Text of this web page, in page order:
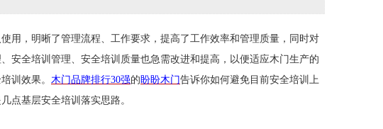
用，明晰了管理流程、工作要求，提高了工作效率和管理质量，同时对
安全培训管理、安全培训质量也急需改进和提高，以便适应木门生产的
训效果。 木门品牌排行30强的盼盼木门告诉你如何避免目前安全培训上
点基层安全培训落实思路。